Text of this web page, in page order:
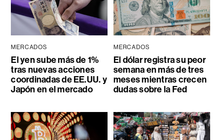
MERCADOS
El yen sube más de 1%
tras nuevas acciones
coordinadas de EE.UU. y
Japón en el mercado
MERCADOS
El dólar registra su peor
semana en más de tres
meses mientras crecen
dudas sobre la Fed